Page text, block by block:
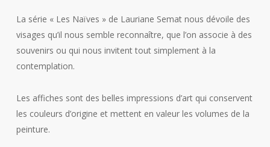
La série « Les Naïves » de Lauriane Semat nous dévoile des
visages qu’il nous semble reconnaître, que l’on associe à des
souvenirs ou qui nous invitent tout simplement à la
contemplation.
Les affiches sont des belles impressions d’art qui conservent
les couleurs d’origine et mettent en valeur les volumes de la
peinture.